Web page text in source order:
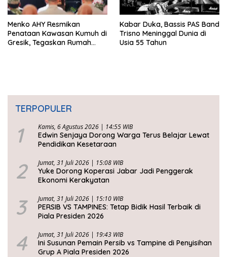
Menko AHY Resmikan
Penataan Kawasan Kumuh di
Gresik, Tegaskan Rumah
Kabar Duka, Bassis PAS Band
Trisno Meninggal Dunia di
Usia 55 Tahun
TERPOPULER
1 Kamis, 6 Agustus 2026 | 14:55 WIB
Edwin Senjaya Dorong Warga Terus Belajar Lewat
Pendidikan Kesetaraan
2 Jumat, 31 Juli 2026 | 15:08 WIB
Yuke Dorong Koperasi Jabar Jadi Penggerak
Ekonomi Kerakyatan
3 Jumat, 31 Juli 2026 | 15:10 WIB
PERSIB VS TAMPINES: Tetap Bidik Hasil Terbaik di
Piala Presiden 2026
4 Jumat, 31 Juli 2026 | 19:43 WIB
Ini Susunan Pemain Persib vs Tampine di Penyisihan
Grup A Piala Presiden 2026